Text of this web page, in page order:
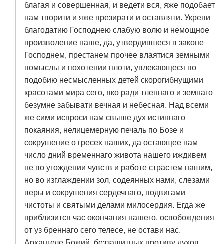
благая и совершенная, и ведети вся, яже подобает
нам творити и яже презирати и оставляти. Укрепи
благодатию Господнею слабую волю и немощное
произволение наше, да, утвердившеся в законе
Господнем, престанем прочее влаятися земными
помыслы и похотении плоти, увлекающеся по
подобию несмысленных детей скорогибнущими
красотами мира сего, яко ради тленнаго и земнаго
безумне забывати вечная и небесная. Над всеми
же сими испроси нам свыше дух истиннаго
покаяния, нелицемерную печаль по Бозе и
сокрушение о гресех наших, да остающее нам
число дний временнаго живота нашего иждивем
не во угождении чувств и работе страстем нашим,
но во изглаждении зол, содеянных нами, слезами
веры и сокрушения сердечнаго, подвигами
чистоты и святыми делами милосердия. Егда же
приблизится час окончания нашего, освобождения
от уз бреннаго сего телесе, не остави нас.